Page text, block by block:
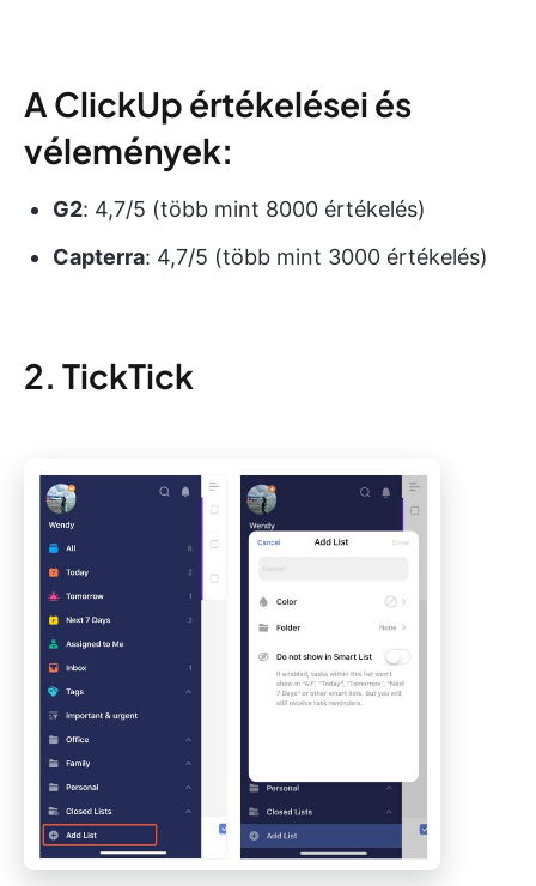
A ClickUp értékelései és
vélemények:
G2: 4,7/5 (több mint 8000 értékelés)
Capterra: 4,7/5 (több mint 3000 értékelés)
2. TickTick